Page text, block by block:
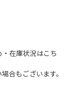
在庫状況はこち
合もございます。